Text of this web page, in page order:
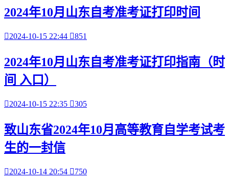
2024年10月山东自考准考证打印时间
2024-10-15 22:44 851
2024年10月山东自考准考证打印指南（时
间 入口）
2024-10-15 22:35 305
致山东省2024年10月高等教育自学考试考
生的一封信
2024-10-14 20:54 750